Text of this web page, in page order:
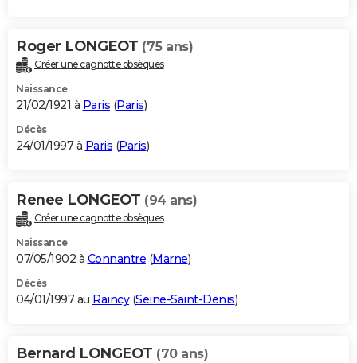
Roger LONGEOT (75 ans)
Créer une cagnotte obsèques
Naissance
21/02/1921 à Paris (Paris)
Décès
24/01/1997 à Paris (Paris)
Renee LONGEOT (94 ans)
Créer une cagnotte obsèques
Naissance
07/05/1902 à Connantre (Marne)
Décès
04/01/1997 au Raincy(Seine-Saint-Denis)
Bernard LONGEOT (70 ans)